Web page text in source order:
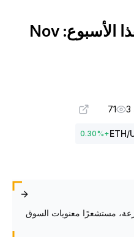
3 الأصول للمراقبة هذا الأسبوع: Nov
71
+
0.30%
معنويات السوق